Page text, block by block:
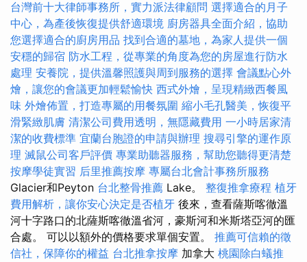
台灣前十大律師事務所，實力派法律顧問 選擇適合的月子
中心，為產後恢復提供舒適環境 廚房器具全面介紹，協助
您選擇適合的廚房用品 找到合適的墓地，為家人提供一個
安穩的歸宿 防水工程，從專業的角度為您的房屋進行防水
處理 安養院，提供溫馨照護與周到服務的選擇 會議點心外
燴，讓您的會議更加輕鬆愉快 西式外燴，呈現精緻西餐風
味 外燴佈置，打造專屬的用餐氛圍 縮小毛孔醫美，恢復平
滑緊緻肌膚 清潔公司費用透明，無隱藏費用 一小時居家清
潔的收費標準 宜蘭台胞證的申請與辦理 搜尋引擎的運作原
理 滅鼠公司客戶評價 專業助聽器服務，幫助您聽得更清楚
按摩學徒實習 后里推薦按摩 專屬台北會計事務所服務
Glacier和Peyton 台北整骨推薦 Lake。 整復推拿療程 植牙
費用解析，讓你安心決定是否植牙 後來，查看薩斯喀徹溫
河十字路口的北薩斯喀徹溫省河，豪斯河和米斯塔亞河的匯
合處。 可以以額外的價格要求單個安置。 推薦可信賴的徵
信社，保障你的權益 台北推拿按摩 加拿大 桃園除白蟻推